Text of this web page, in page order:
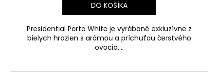
DO KOŠÍKA
Presidential Porto White je vyrábané exkluzívne z
bielych hrozien s arómou a príchuťou čerstvého
ovocia....